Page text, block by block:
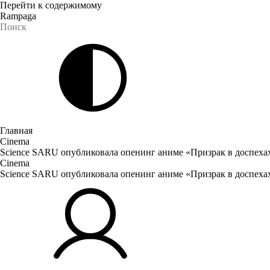
Перейти к содержимому
Rampaga
Главная
Cinema
Science SARU опубликовала опенинг аниме «Призрак в
Cinema
Science SARU опубликовала опенинг аниме «Призрак в